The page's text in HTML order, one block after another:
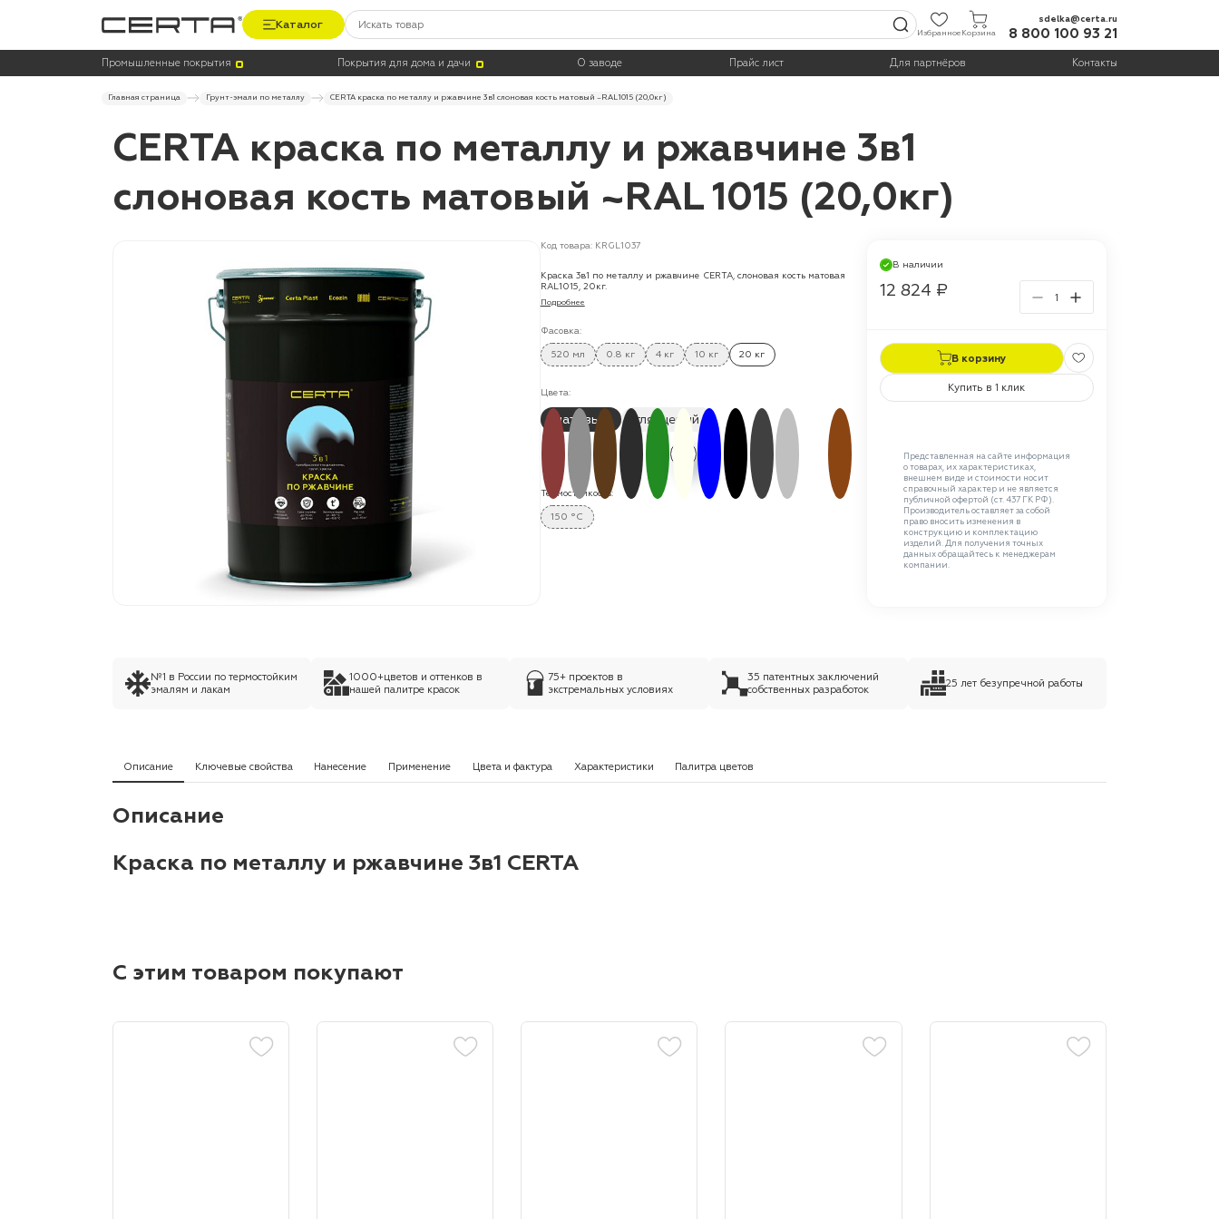
Каталог
ИзбранноеКорзина
sdelka@certa.ru
8 800 100 93 21
Промышленные покрытия Покрытия для дома и дачи О заводе Прайс лист Для партнёров Контакты
Главная страница Грунт-эмали по металлу CERTA краска по металлу и ржавчине 3в1 слоновая кость матовый ~RAL 1015 (20,0кг)
CERTA краска по металлу и ржавчине 3в1
слоновая кость матовый ~RAL 1015 (20,0кг)
Код товара: KRGL1037
Краска 3в1 по металлу и ржавчине CERTA, слоновая кость матовая
RAL1015, 20кг.
Подробнее
Фасовка:
520 мл 0.8 кг 4 кг 10 кг 20 кг
Цвета:
матовый глянцевый
Термостойкость:
150 °C
В наличии
12 824 ₽
В корзину
Купить в 1 клик
Представленная на сайте информация
о товарах, их характеристиках,
внешнем виде и стоимости носит
справочный характер и не является
публичной офертой (ст. 437 ГК РФ).
Производитель оставляет за собой
право вносить изменения в
конструкцию и комплектацию
изделий. Для получения точных
данных обращайтесь к менеджерам
компании.
№1 в России по термостойким
эмалям и лакам
1000+цветов и оттенков в
нашей палитре красок
75+ проектов в
экстремальных условиях
35 патентных заключений
собственных разработок
25 лет безупречной работы
Описание Ключевые свойства Нанесение Применение Цвета и фактура Характеристики Палитра цветов
Описание
Краска по металлу и ржавчине 3в1 CERTA
С этим товаром покупают